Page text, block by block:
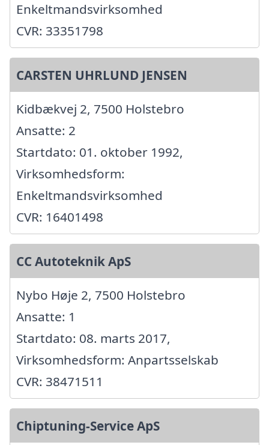
Enkeltmandsvirksomhed
CVR: 33351798
CARSTEN UHRLUND JENSEN
Kidbækvej 2, 7500 Holstebro
Ansatte: 2
Startdato: 01. oktober 1992,
Virksomhedsform:
Enkeltmandsvirksomhed
CVR: 16401498
CC Autoteknik ApS
Nybo Høje 2, 7500 Holstebro
Ansatte: 1
Startdato: 08. marts 2017,
Virksomhedsform: Anpartsselskab
CVR: 38471511
Chiptuning-Service ApS